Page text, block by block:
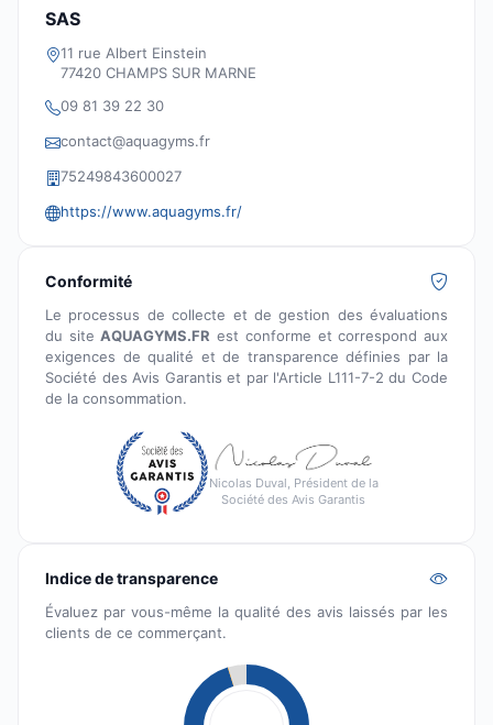
SAS
11 rue Albert Einstein
77420 CHAMPS SUR MARNE
09 81 39 22 30
contact@aquagyms.fr
75249843600027
https://www.aquagyms.fr/
Conformité
Le processus de collecte et de gestion des évaluations
du siteAQUAGYMS.FR est conforme et correspond aux
exigences de qualité et de transparence définies par la
Société des Avis Garantis et par l'Article L111-7-2 du Code
de la consommation.
Nicolas Duval, Président de la
Société des Avis Garantis
Indice de transparence
Évaluez par vous-même la qualité des avis laissés par les
clients de ce commerçant.